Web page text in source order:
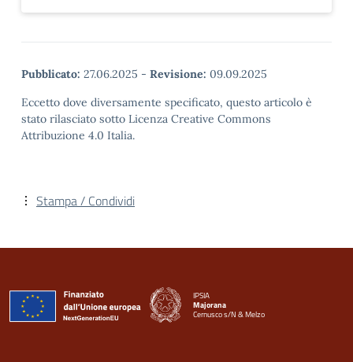
Pubblicato: 27.06.2025 - Revisione: 09.09.2025
Eccetto dove diversamente specificato, questo articolo è
stato rilasciato sotto Licenza Creative Commons
Attribuzione 4.0 Italia.
Stampa / Condividi
IPSIA
Majorana
Cernusco s/N & Melzo